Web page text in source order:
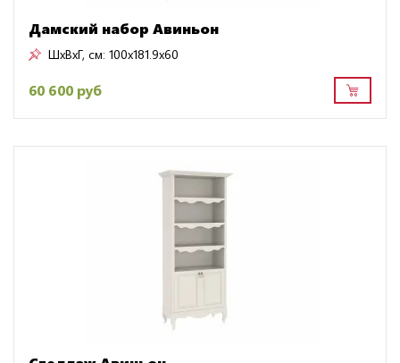
Дамский набор Авиньон
ШxВxГ, см: 100x181.9x60
60 600 руб